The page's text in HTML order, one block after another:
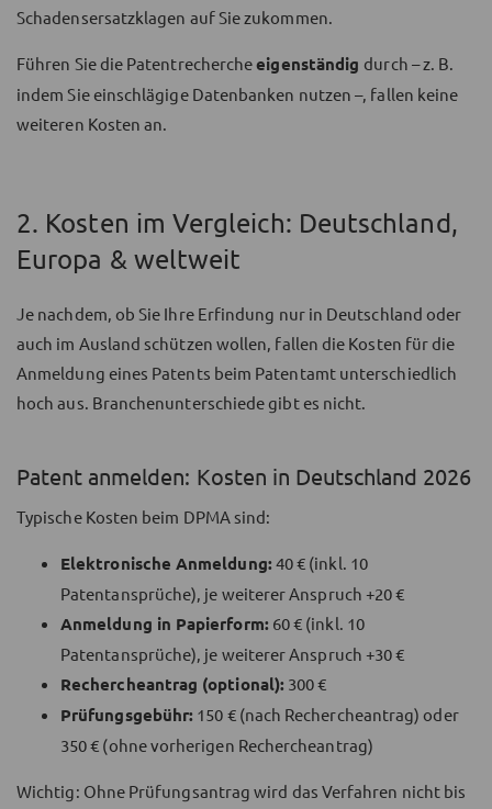
Schadensersatzklagen auf Sie zukommen.
Führen Sie die Patentrechercheeigenständig durch – z. B.
indem Sie einschlägige Datenbanken nutzen –, fallen keine
weiteren Kosten an.
2. Kosten im Vergleich: Deutschland,
Europa & weltweit
Je nachdem, ob Sie Ihre Erfindung nur in Deutschland oder
auch im Ausland schützen wollen, fallen die Kosten für die
Anmeldung eines Patents beim Patentamt unterschiedlich
hoch aus. Branchenunterschiede gibt es nicht.
Patent anmelden: Kosten in Deutschland 2026
Typische Kosten beim DPMA sind:
Elektronische Anmeldung: 40 € (inkl. 10
Patentansprüche), je weiterer Anspruch +20 €
Anmeldung in Papierform: 60 € (inkl. 10
Patentansprüche), je weiterer Anspruch +30 €
Rechercheantrag (optional): 300 €
Prüfungsgebühr: 150 € (nach Rechercheantrag) oder
350 € (ohne vorherigen Rechercheantrag)
Wichtig: Ohne Prüfungsantrag wird das Verfahren nicht bis